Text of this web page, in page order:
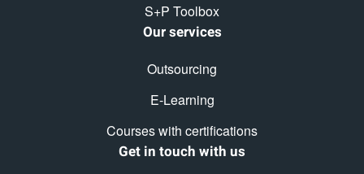
S+P Toolbox
Our services
Outsourcing
E-Learning
Courses with certifications
Get in touch with us